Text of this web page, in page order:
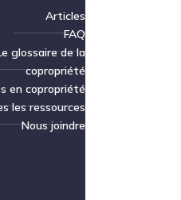
Articles
FAQ
glossaire de la
copropriété
en copropriété
les ressources
Nous joindre